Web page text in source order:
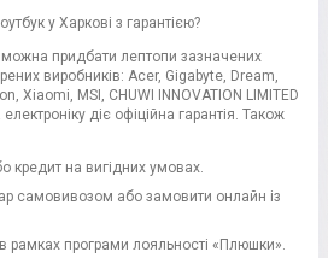
у Харкові з гарантією?
можна придбати лептопи зазначених
виробників: Acer, Gigabyte, Dream,
Xiaomi, MSI, CHUWI INNOVATION LIMITED
діє офіційна гарантія. Також
кредит на вигідних умовах.
самовивозом або замовити онлайн із
рамках програми лояльності «Плюшки».